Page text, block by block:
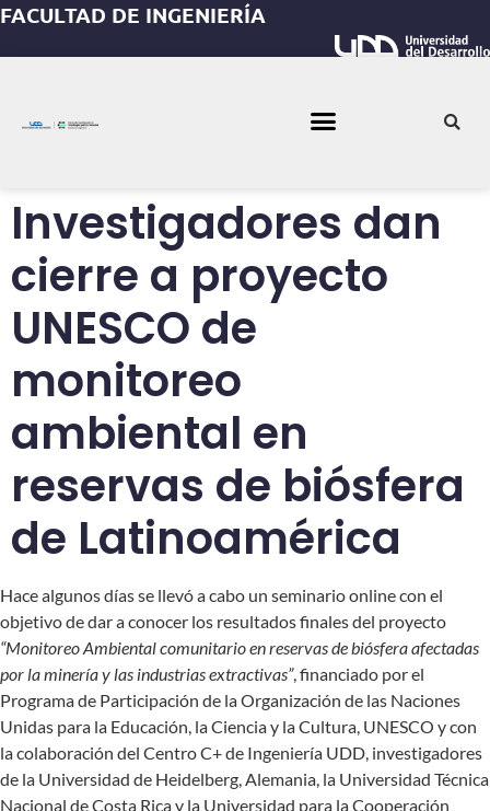
FACULTAD DE INGENIERÍA
Investigadores dan
cierre a proyecto
UNESCO de
monitoreo
ambiental en
reservas de biósfera
de Latinoamérica
Hace algunos días se llevó a cabo un seminario online con el
objetivo de dar a conocer los resultados finales del proyecto
“Monitoreo Ambiental comunitario en reservas de biósfera afectadas
por la minería y las industrias extractivas”, financiado por el
Programa de Participación de la Organización de las Naciones
Unidas para la Educación, la Ciencia y la Cultura, UNESCO y con
la colaboración del Centro C+ de Ingeniería UDD, investigadores
de la Universidad de Heidelberg, Alemania, la Universidad Técnica
Nacional de Costa Rica y la Universidad para la Cooperación